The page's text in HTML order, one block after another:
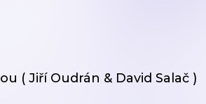
( Jiří Oudrán & David Salač )